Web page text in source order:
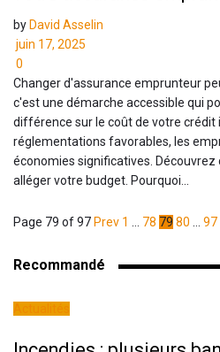
by David Asselin
juin 17, 2025
0
Changer d'assurance emprunteur
c'est une démarche accessible qui
différence sur le coût de votre crédit
réglementations favorables, les
économies significatives.
alléger votre budget. Pourquoi...
Page 79 of 97Prev 1 78 79 80 97
Recommandé